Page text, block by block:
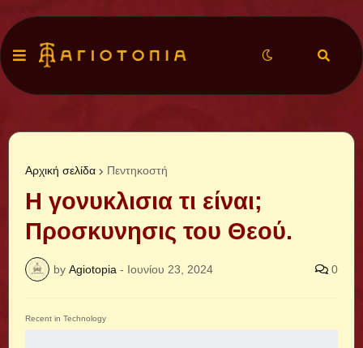
Αρχική σελίδα Πεντηκοστή
Η γονυκλισια τι είναι;
Προσκυνησις του Θεού.
by Agiotopia - Ιουνίου 23, 2024 0
Recent in Technology